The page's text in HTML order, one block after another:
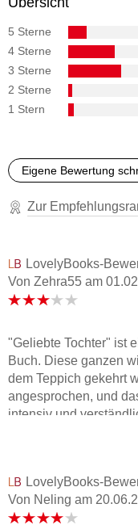
5 Sterne
4 Sterne
3 Sterne
2 Sterne
1 Stern
Eigene Bewertung
Zur
LovelyBooks-
Von Zehra55 am
"Geliebte Tochter" ist
Buch. Diese ganzen
dem Teppich gekehrt
angesprochen, und
intensiv und
LovelyBooks-
Von Neling am